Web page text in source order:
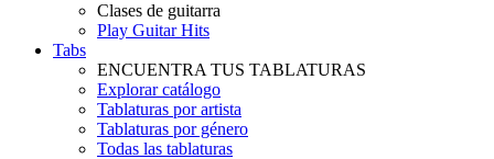
Clases de guitarra
Play Guitar Hits
Tabs
ENCUENTRA TUS TABLATURAS
Explorar catálogo
Tablaturas por artista
Tablaturas por género
Todas las tablaturas